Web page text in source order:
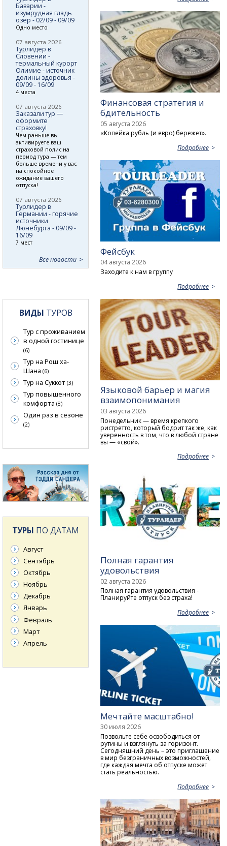
Финансовая стратегия и
бдительность
05 августа 2026
«Копейка рубль (и евро) бережет».
Подробнее
Фейсбук
04 августа 2026
Заходите к нам в группу
Подробнее
Языковой барьер и магия
взаимопонимания
03 августа 2026
Понедельник — время крепкого
ристретто, который бодрит так же, как
уверенность в том, что в любой стране
вы — «свой».
Подробнее
Полная гарантия
удовольствия
02 августа 2026
Полная гарантия удовольствия -
Планируйте отпуск без страха!
Подробнее
Мечтайте масштабно!
30 июля 2026
Позвольте себе освободиться от
рутины и взглянуть за горизонт.
Сегодняшний день – это приглашение
в мир безграничных возможностей,
где каждая мечта об отпуске может
стать реальностью.
Подробнее
Баварии -
изумрудная гладь
озер - 02/09 - 09/09
Одно место
07 августа 2026
Турлидер в
Словении -
термальный курорт
Олимие - источник
долины здоровья -
09/09 - 16/09
4 места
07 августа 2026
Заказали тур —
оформите
страховку!
Чем раньше вы
активируете ваш
страховой полис на
период тура — тем
больше времени у вас
на спокойное
ожидание вашего
отпуска!
07 августа 2026
Турлидер в
Германии - горячие
источники
Люнебурга - 09/09 -
16/09
7 мест
Все новости
ВИДЫ ТУРОВ
Тур с проживанием
в одной гостинице
(6)
Тур на Рош ха-
Шана (6)
Тур на Суккот (3)
Тур повышенного
комфорта (8)
Один раз в сезоне
(2)
ТУРЫ ПО ДАТАМ
Август
Сентябрь
Октябрь
Ноябрь
Декабрь
Январь
Февраль
Март
Апрель